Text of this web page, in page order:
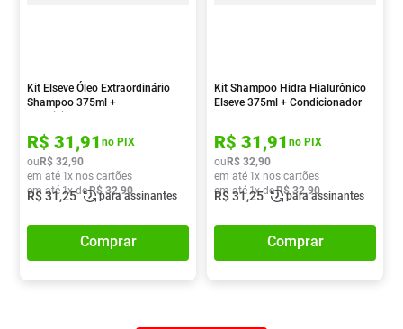
Kit Elseve Óleo Extraordinário
Shampoo 375ml +
Condicionador 170ml
R$ 31,91 no PIX
ouR$ 32,90
em até 1x nos cartões
em até 1x deR$ 32,90
R$31,25 para assinantes
Comprar
Kit Shampoo Hidra Hialurônico
Elseve 375ml + Condicionador
R$ 31,91 no PIX
ouR$ 32,90
em até 1x nos cartões
em até 1x deR$ 32,90
R$31,25 para assinantes
Comprar